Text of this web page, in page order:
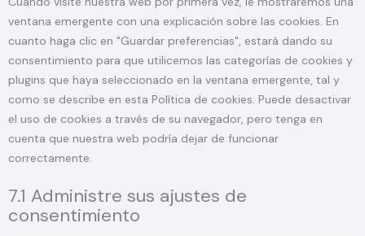
ventana emergente con una explicación sobre las cookies. En
cuanto haga clic en "Guardar preferencias", estará dando su
consentimiento para que utilicemos las categorías de cookies y
plugins que haya seleccionado en la ventana emergente, tal y
como se describe en esta Política de cookies. Puede desactivar
el uso de cookies a través de su navegador, pero tenga en
cuenta que nuestra web podría dejar de funcionar
correctamente.
7.1 Administre sus ajustes de
consentimiento